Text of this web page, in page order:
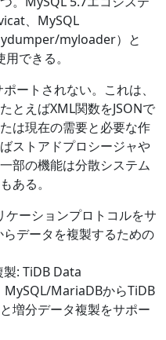
、MySQL
myloader）と
できる。
ートされない。これは、
とえばXML関数をJSONで
は現在の需要と必要な作
ストアドプロシージャや
部の機能は分散システム
ある。
ケーションプロトコルをサ
データを複製するための
: TiDB Data
MariaDBからTiDB
増分データ複製をサポー